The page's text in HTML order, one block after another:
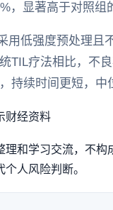
，显著高于对照组
用低强度预处理且
TIL疗法相比，不
持续时间更短，中
财经资料
理和学习交流，不构
人风险判断。